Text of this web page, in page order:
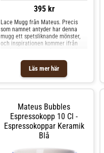
395 kr
Läs mer här
Lace Mugg från Mateus. Precis
som namnet antyder har denna
mugg ett spetsliknande mönster,
och inspirationen kommer ifrån
är tillverkad av keramik och
handmålad i Portugal, vilket gör
varje mugg unik. Finns i flera
Kaffekoppar och mer Muggar &
Koppar hos Royal Design.
Mateus Bubbles
Espressokopp 10 Cl -
Espressokoppar Keramik
Blå